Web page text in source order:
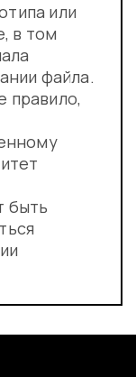
или
в том
файла.
правило,
быть